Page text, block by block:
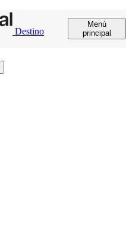
Destino
Menú
principal